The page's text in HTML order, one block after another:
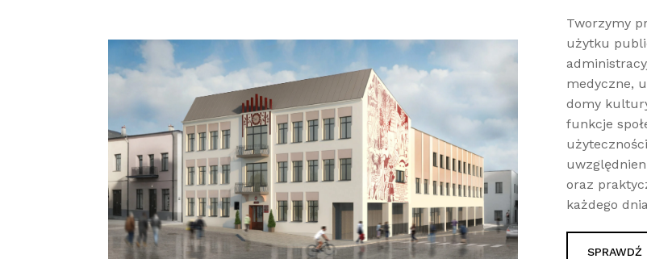
Tworzymy
użytku
medyczne,
domy
funkcje
oraz
każdego
SPRAWDŹ